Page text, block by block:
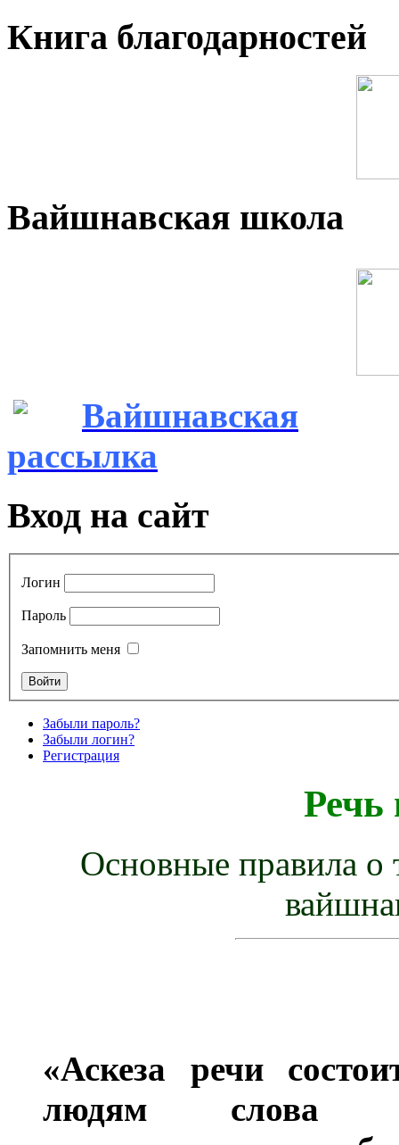
Книга благодарностей
Вайшнавская школа
Вайшнавская
рассылка
Вход на сайт
Логин
Пароль
Запомнить меня
Забыли пароль?
Забыли логин?
Регистрация
Речь
Основные правила о
«Аскеза речи
людям слова